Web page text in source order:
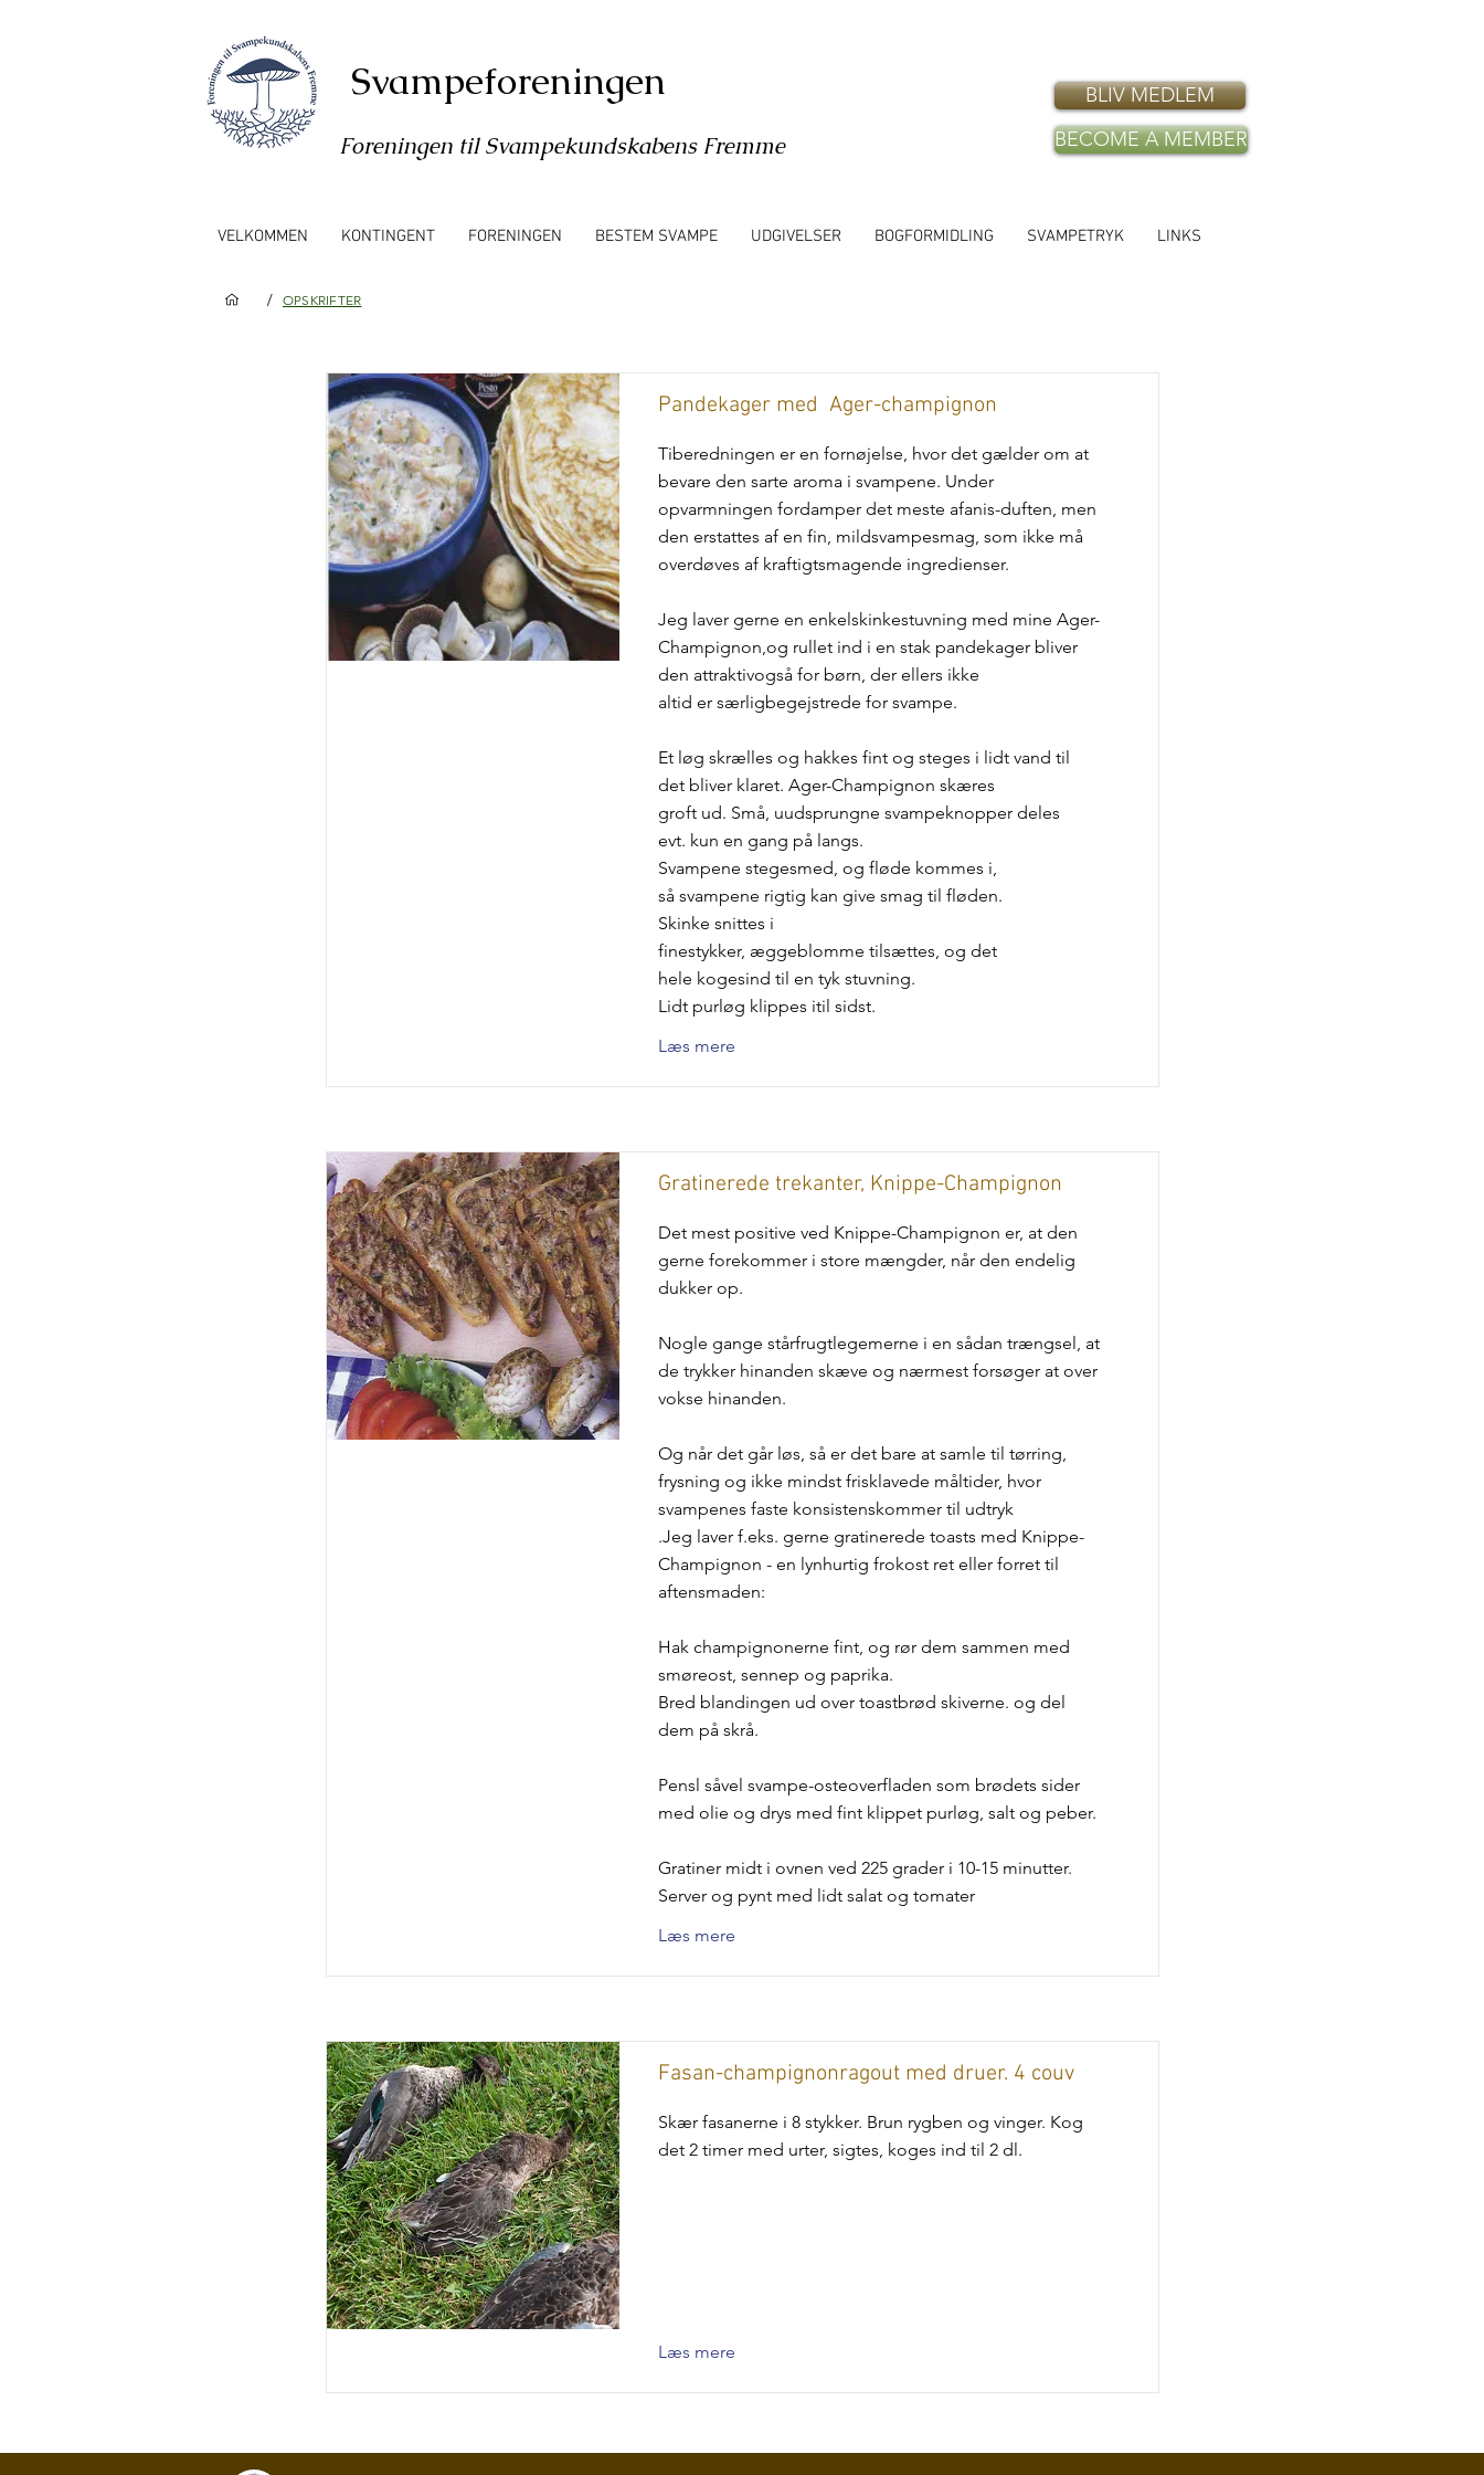
Svampeforeningen
Foreningen til Svampekundskabens Fremme
BLIV MEDLEM
BECOME A MEMBER
VELKOMMEN KONTINGENT FORENINGEN BESTEM SVAMPE UDGIVELSER BOGFORMIDLING SVAMPETRYK LINKS
Pandekager med Ager-champignon
Tiberedningen er en fornøjelse, hvor det gælder om at
bevare den sarte aroma i svampene. Under
opvarmningen fordamper det meste afanis-duften, men
den erstattes af en fin, mildsvampesmag, som ikke må
overdøves af kraftigtsmagende ingredienser.
Jeg laver gerne en enkelskinkestuvning med mine Ager-
Champignon,og rullet ind i en stak pandekager bliver
den attraktivogså for børn, der ellers ikke
altid er særligbegejstrede for svampe.
Et løg skrælles og hakkes fint og steges i lidt vand til
det bliver klaret. Ager-Champignon skæres
groft ud. Små, uudsprungne svampeknopper deles
evt. kun en gang på langs.
Svampene stegesmed, og fløde kommes i,
så svampene rigtig kan give smag til fløden.
Skinke snittes i
finestykker, æggeblomme tilsættes, og det
hele kogesind til en tyk stuvning.
Lidt purløg klippes itil sidst.
Læs mere
Gratinerede trekanter, Knippe-Champignon
Det mest positive ved Knippe-Champignon er, at den
gerne forekommer i store mængder, når den endelig
dukker op.
Nogle gange stårfrugtlegemerne i en sådan trængsel, at
de trykker hinanden skæve og nærmest forsøger at over
vokse hinanden.
Og når det går løs, så er det bare at samle til tørring,
frysning og ikke mindst frisklavede måltider, hvor
svampenes faste konsistenskommer til udtryk
.Jeg laver f.eks. gerne gratinerede toasts med Knippe-
Champignon - en lynhurtig frokost ret eller forret til
aftensmaden:
Hak champignonerne fint, og rør dem sammen med
smøreost, sennep og paprika.
Bred blandingen ud over toastbrød skiverne. og del
dem på skrå.
Pensl såvel svampe-osteoverfladen som brødets sider
med olie og drys med fint klippet purløg, salt og peber.
Gratiner midt i ovnen ved 225 grader i 10-15 minutter.
Server og pynt med lidt salat og tomater
Læs mere
Fasan-champignonragout med druer. 4 couv
Skær fasanerne i 8 stykker. Brun rygben og vinger. Kog
det 2 timer med urter, sigtes, koges ind til 2 dl.
Læs mere
/ OPSKRIFTER